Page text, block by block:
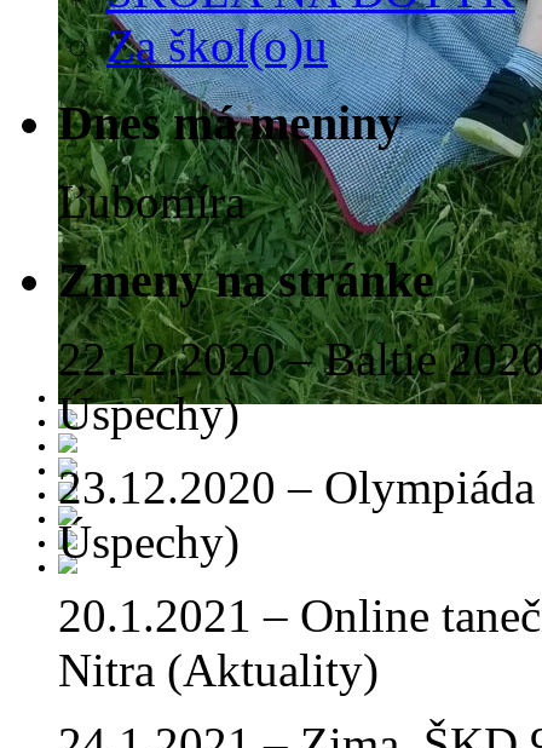
Za škol(o)u
Dnes má meniny
Ľubomíra
Zmeny na stránke
22.12.2020 – Baltie
Úspechy)
23.12.2020 –
Úspechy)
20.1.2021 – Online
Nitra (Aktuality)